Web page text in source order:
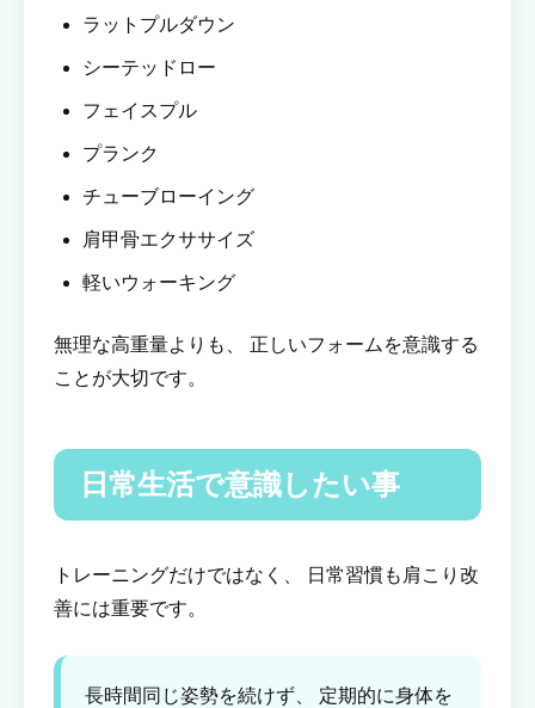
ラットプルダウン
シーテッドロー
フェイスプル
プランク
チューブローイング
肩甲骨エクササイズ
軽いウォーキング
無理な高重量よりも、 正しいフォームを意識する
ことが大切です。
日常生活で意識したい事
トレーニングだけではなく、 日常習慣も肩こり改
善には重要です。
長時間同じ姿勢を続けず、 定期的に身体を